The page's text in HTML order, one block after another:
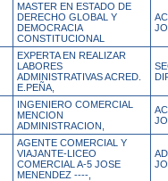
MASTER EN ESTADO DE
DERECHO GLOBAL Y
DEMOCRACIA
CONSTITUCIONAL
EXPERTA EN REALIZAR
LABORES
ADMINISTRATIVAS ACRED.
E.PEÑA,
INGENIERO COMERCIAL
MENCION
ADMINISTRACION,
AGENTE COMERCIAL Y
VIAJANTE-LICEO
COMERCIAL A-5 JOSE
MENENDEZ ----,